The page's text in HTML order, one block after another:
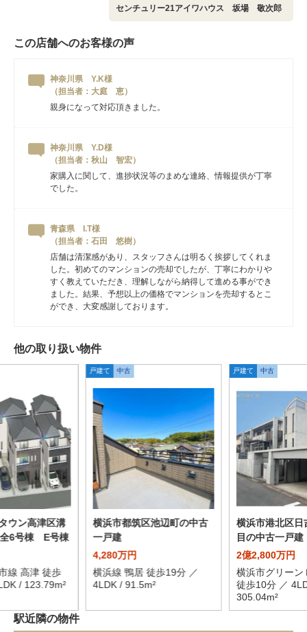
センチュリー21アイワハウス 坂場 敬次郎
この店舗へのお客様の声
神奈川県 Y.K様
（担当者：大庭 恵）
親身になって対応頂きました。
神奈川県 Y.D様
（担当者：秋山 智宏）
家購入に関して、進捗状況等のまめな連絡、情報提供が丁寧
でした。
青森県 I.T様
（担当者：石田 悠樹）
店舗は清潔感があり、スタッフさんは明るく挨拶してくれま
した。初めてのマンションの売却でしたが、丁寧にわかりや
すく教えていただき、理解しながら納得して進める事ができ
ました。結果、予想以上の価格でマンションを売却するとこ
ができ、大変感謝しております。
他の取り扱い物件
ウン高津区溝
6号棟 E号棟
線 高津 徒歩
/ 123.79m²
戸建て 中古
横浜市都筑区池辺町の中古
一戸建
4,280万円
横浜線 鴨居 徒歩19分 ／
4LDK / 91.5m²
戸建て 中古
横浜市港北区日
目の中古一戸建
2億2,800万円
横浜市グリーン
徒歩10分 ／
305.04m²
駅近隣の物件